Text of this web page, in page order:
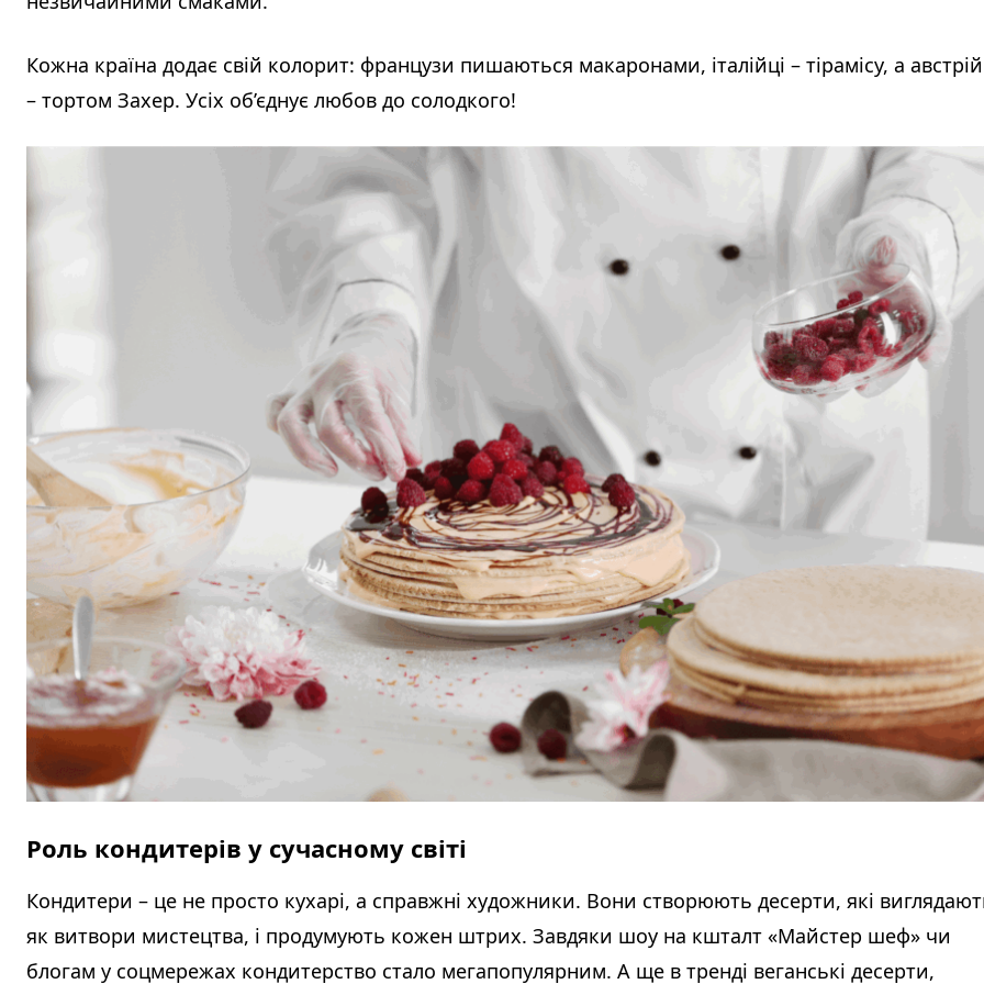
Кожна країна додає свій колорит: французи пишаються макаронами, італійці – тірамісу, а
– тортом Захер. Усіх об’єднує любов до солодкого!
Роль кондитерів у сучасному світі
Кондитери – це не просто кухарі, а справжні художники. Вони створюють десерти, які
як витвори мистецтва, і продумують кожен штрих. Завдяки шоу на кшталт «Майстер шеф» чи
блогам у соцмережах кондитерство стало мегапопулярним. А ще в тренді веганські десерти,